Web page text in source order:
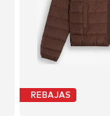
REBAJAS